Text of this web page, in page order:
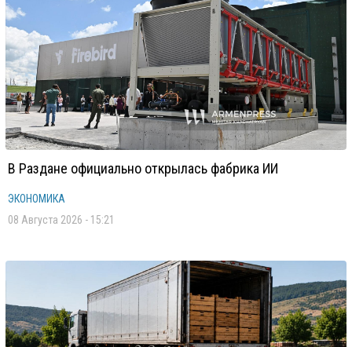
В Раздане официально открылась фабрика ИИ
ЭКОНОМИКА
08 Августа 2026 - 15:21